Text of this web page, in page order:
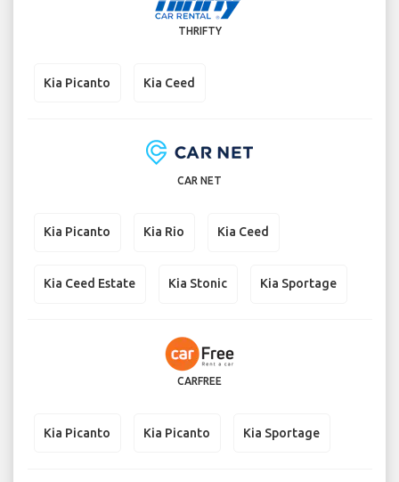
THRIFTY
Kia Picanto Kia Ceed
CAR NET
Kia Picanto Kia Rio Kia Ceed
Kia Ceed Estate Kia Stonic Kia Sportage
CARFREE
Kia Picanto Kia Picanto Kia Sportage